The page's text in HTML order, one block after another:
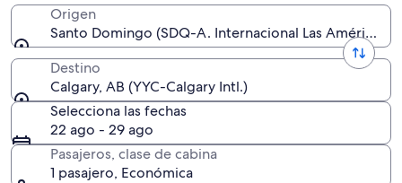
Origen
Santo Domingo (SDQ-A. Internacional Las Américas)
Destino
Calgary, AB (YYC-Calgary Intl.)
Selecciona las fechas
22 ago - 29 ago
Pasajeros, clase de cabina
1 pasajero, Económica